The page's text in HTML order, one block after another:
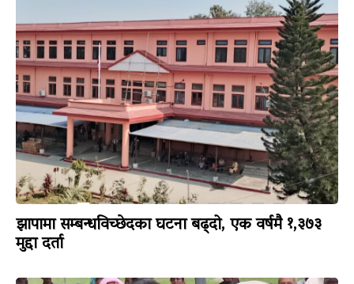
झापामा सम्बन्धविच्छेदका घटना बढ्दो, एक वर्षमै १,३७३
मुद्दा दर्ता